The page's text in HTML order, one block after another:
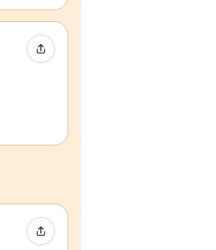
イベントをシェア
イベントをシェア